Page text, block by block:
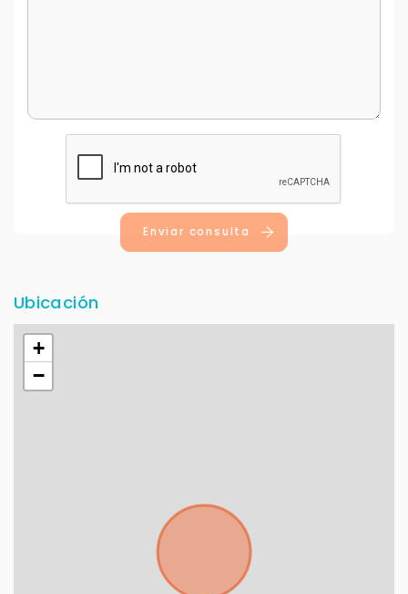
Enviar consulta
Ubicación
+
−
Para responderte
mejor y más rápido
sistema de gestión de clientes.
Tu nombre *
Tu WhatsApp *
Continuar por WhatsApp
Cancelar